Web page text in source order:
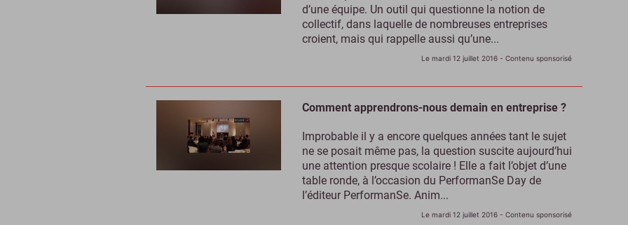
d’une équipe. Un outil qui questionne la notion de
collectif, dans laquelle de nombreuses entreprises
croient, mais qui rappelle aussi qu’une...
Le mardi 12 juillet 2016 - Contenu sponsorisé
Comment apprendrons-nous demain en entreprise ?
Improbable il y a encore quelques années tant le sujet
ne se posait même pas, la question suscite aujourd’hui
une attention presque scolaire ! Elle a fait l’objet d’une
table ronde, à l’occasion du PerformanSe Day de
l’éditeur PerformanSe. Anim...
Le mardi 12 juillet 2016 - Contenu sponsorisé